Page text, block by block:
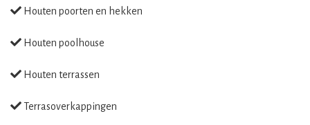
Houten poorten en hekken
Houten poolhouse
Houten terrassen
Terrasoverkappingen